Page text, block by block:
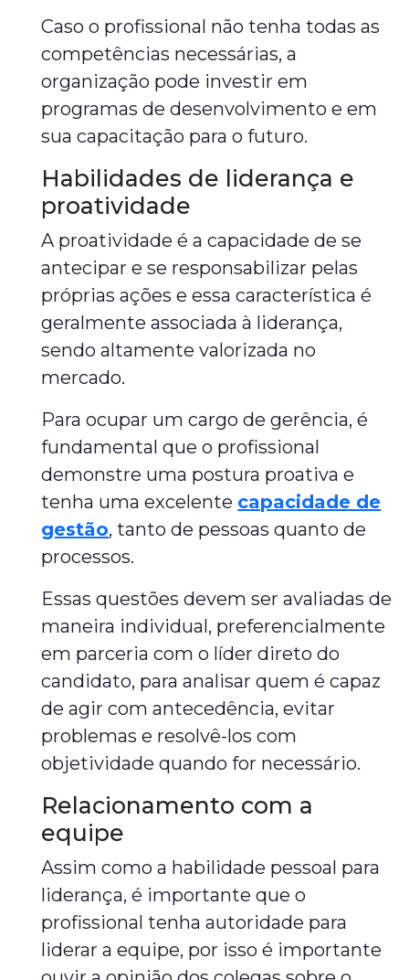
Caso o profissional não tenha todas as
competências necessárias, a
organização pode investir em
programas de desenvolvimento e em
sua capacitação para o futuro.
Habilidades de liderança e
proatividade
A proatividade é a capacidade de se
antecipar e se responsabilizar pelas
próprias ações e essa característica é
geralmente associada à liderança,
sendo altamente valorizada no
mercado.
Para ocupar um cargo de gerência, é
fundamental que o profissional
demonstre uma postura proativa e
tenha uma excelente capacidade de
gestão, tanto de pessoas quanto de
processos.
Essas questões devem ser avaliadas de
maneira individual, preferencialmente
em parceria com o líder direto do
candidato, para analisar quem é capaz
de agir com antecedência, evitar
problemas e resolvê-los com
objetividade quando for necessário.
Relacionamento com a
equipe
Assim como a habilidade pessoal para
liderança, é importante que o
profissional tenha autoridade para
liderar a equipe, por isso é importante